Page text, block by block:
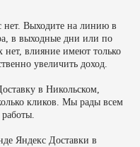
нет. Выходите на линию в
в выходные дни или по
влияние имеют только
увеличить доход.
в Никольском,
кликов. Мы рады всем
Яндекс Доставки в